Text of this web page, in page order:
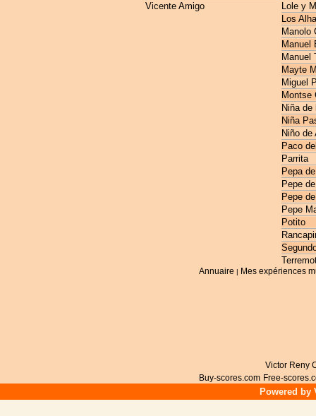
Vicente Amigo
Lole y
Los
Manolo
Manuel
Manuel
Mayte
Miguel
Montse
Niña
Niña
Niño de
Paco
Parrita
Pepa
Pepe
Pepe
Pepe
Potito
Annuaire | Mes expériences
Victor Reny
Buy-scores.com Free-
Powered by